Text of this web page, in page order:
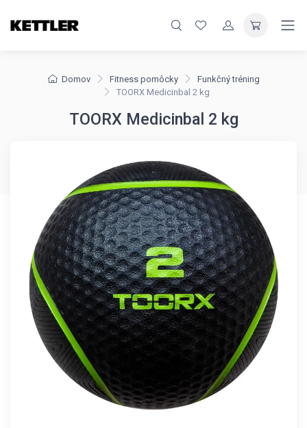
Domov Fitness pomôcky
Funkčný tréning
TOORX Medicinbal 2 kg
TOORX Medicinbal 2 kg